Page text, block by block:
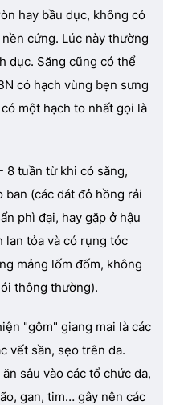
hay bầu dục, không có
cứng. Lúc này thường
dục. Săng cũng có thể
có hạch vùng bẹn sưng
một hạch to nhất gọi là
8 tuần từ khi có săng,
ban (các dát đỏ hồng rải
phì đại, hay gặp ở hậu
lan tỏa và có rụng tóc
mảng lốm đốm, không
thông thường).
"gôm" giang mai là các
vết sần, sẹo trên da.
sâu vào các tổ chức da,
gan, tim… gây nên các